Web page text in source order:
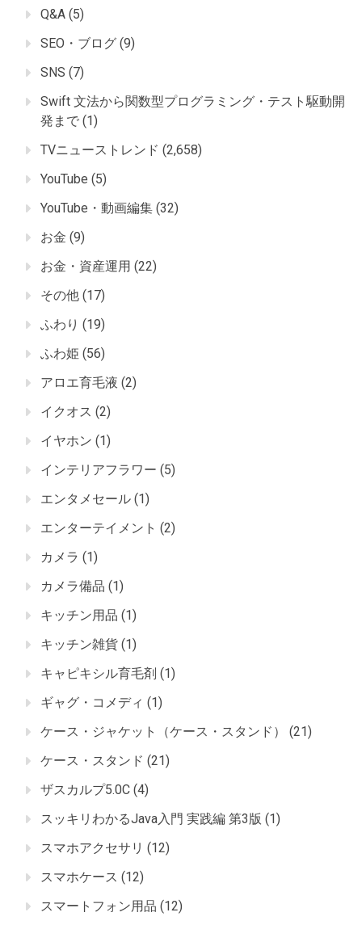
Q&A (5)
SEO・ブログ (9)
SNS (7)
Swift 文法から関数型プログラミング・テスト駆動開
発まで (1)
TVニューストレンド (2,658)
YouTube (5)
YouTube・動画編集 (32)
お金 (9)
お金・資産運用 (22)
その他 (17)
ふわり (19)
ふわ姫 (56)
アロエ育毛液 (2)
イクオス (2)
イヤホン (1)
インテリアフラワー (5)
エンタメセール (1)
エンターテイメント (2)
カメラ (1)
カメラ備品 (1)
キッチン用品 (1)
キッチン雑貨 (1)
キャピキシル育毛剤 (1)
ギャグ・コメディ (1)
ケース・ジャケット（ケース・スタンド）
(21)
ケース・スタンド (21)
ザスカルプ5.0C (4)
スッキリわかるJava入門 実践編 第3版 (1)
スマホアクセサリ (12)
スマホケース (12)
スマートフォン用品 (12)